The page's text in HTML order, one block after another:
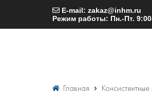
E-mail: zakaz@inhm.ru
Режим работы: Пн.-Пт.
Главная